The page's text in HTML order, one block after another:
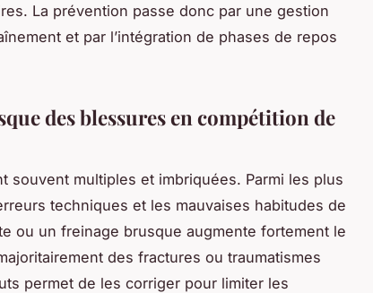
La prévention passe donc par une gestion
et par l’intégration de phases de repos
des blessures en compétition de
souvent multiples et imbriquées. Parmi les plus
techniques et les mauvaises habitudes de
ou un freinage brusque augmente fortement le
des fractures ou traumatismes
permet de les corriger pour limiter les